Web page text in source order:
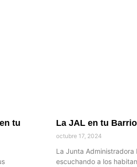
tu
La JAL en tu
octubre 17, 2024
La Junta Administradora
escuchando a los